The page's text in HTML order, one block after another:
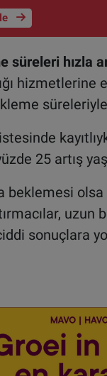
süreleri hızla
hizmetlerine
25 artış
beklemesi
uzun
sonuçlara